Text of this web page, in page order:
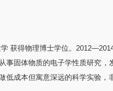
获得物理博士学位。
事固体物质的电子学性质研究，
低成本但寓意深远的科学实验，